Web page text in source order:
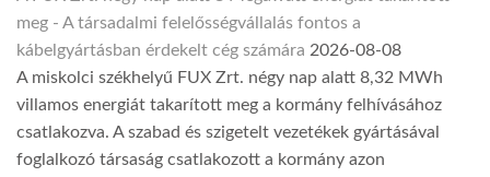
meg - A társadalmi felelősségvállalás fontos a
kábelgyártásban érdekelt cég számára 2026-08-08
A miskolci székhelyű FUX Zrt. négy nap alatt 8,32 MWh
villamos energiát takarított meg a kormány felhívásához
csatlakozva. A szabad és szigetelt vezetékek gyártásával
foglalkozó társaság csatlakozott a kormány azon